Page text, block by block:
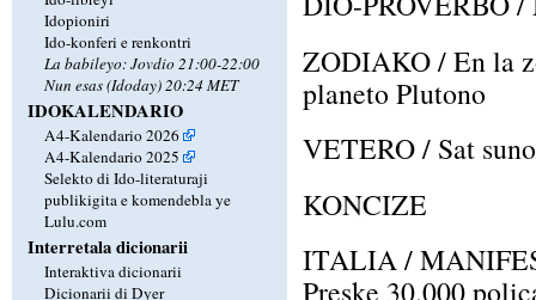
Idopioniri
Ido-konferi e renkontri
La babileyo: Jovdio 21:00-22:00
Nun esas (Idoday) 20:24 MET
IDOKALENDARIO
A4-Kalendario 2026
A4-Kalendario 2025
Selekto di Ido-literaturaji
publikigita e komendebla ye
Lulu.com
Interretala dicionarii
Interaktiva dicionarii
Dicionarii di Dyer
ZODIAKO / En la
planeto Plutono
VETERO / Sat
KONCIZE
ITALIA /
Preske 30.000